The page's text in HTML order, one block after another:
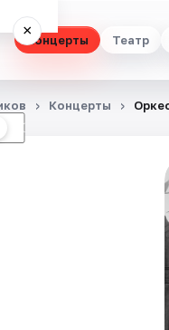
Концерты Театр
×
☾
Концерты